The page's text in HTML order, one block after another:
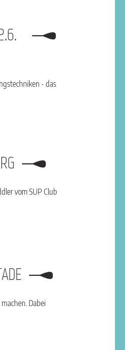
- das
vom SUP Club
Dabei